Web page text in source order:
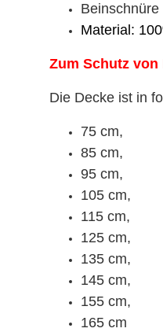
Beinschnüre
Material:
Zum Schutz
Die Decke ist in
75 cm,
85 cm,
95 cm,
105 cm,
115 cm,
125 cm,
135 cm,
145 cm,
155 cm,
165 cm